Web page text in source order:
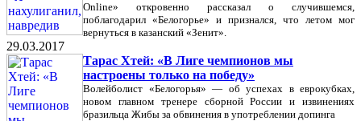
Online» откровенно рассказал о случившемся,
поблагодарил «Белогорье» и признался, что летом мог
вернуться в казанский «Зенит».
29.03.2017
Тарас Хтей: «В Лиге чемпионов мы
настроены только на победу»
Волейболист «Белогорья» — об успехах в еврокубках,
новом главном тренере сборной России и извинениях
бразильца Жибы за обвинения в употреблении допинга